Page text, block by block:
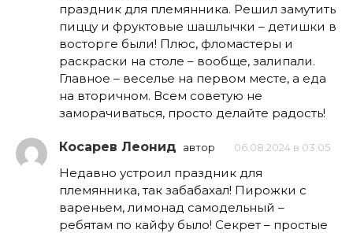
праздник для племянника. Решил замутить
пиццу и фруктовые шашлычки – детишки в
восторге были! Плюс, фломастеры и
раскраски на столе – вообще, залипали.
Главное – веселье на первом месте, а еда
на вторичном. Всем советую не
заморачиваться, просто делайте радость!
Косарев Леонид автор 06.08.2024 в 03:05
Недавно устроил праздник для
племянника, так забабахал! Пирожки с
вареньем, лимонад самодельный –
ребятам по кайфу было! Секрет – простые